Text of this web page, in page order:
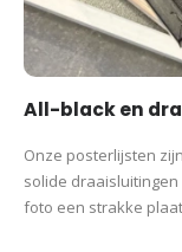
All-black en
Onze posterlijsten
solide
foto een strakke